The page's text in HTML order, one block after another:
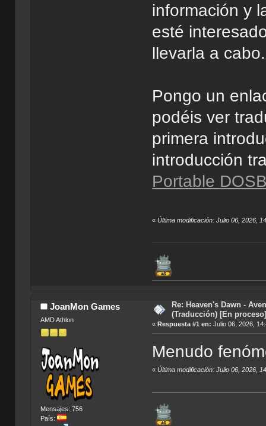
información y
esté
llevarla a cabo.
Pongo un
podéis ver
primera
introducción
Portable
«Última modificación: Julio 06, 2026,
JoanMon Games
AMD Athlon
Mensajes: 756
País:
Re: Heaven's Dawn -
(Traducción) [En proceso]
«Respuesta #1 en: Julio 06, 2026,
Menudo
«Última modificación: Julio 06, 2026,